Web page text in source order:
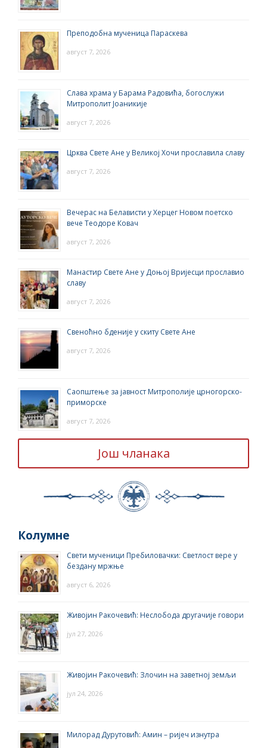
Преподобна мученица Параскева
август 7, 2026
Слава храма у Барама Радовића, богослужи
Митрополит Јоаникије
август 7, 2026
Црква Свете Ане у Великој Хочи прославила славу
август 7, 2026
Вечерас на Белависти у Херцег Новом поетско
вече Теодоре Ковач
август 7, 2026
Манастир Свете Ане у Доњој Вријесци прославио
славу
август 7, 2026
Свеноћно бденије у скиту Свете Ане
август 7, 2026
Саопштење за јавност Митрополије црногорско-
приморске
август 7, 2026
Још чланака
Колумне
Свети мученици Пребиловачки: Светлост вере у
бездану мржње
август 6, 2026
Живојин Ракочевић: Неслобода другачије говори
јул 27, 2026
Живојин Ракочевић: Злочин на заветној земљи
јул 24, 2026
Милорад Дурутовић: Амин – ријеч изнутра